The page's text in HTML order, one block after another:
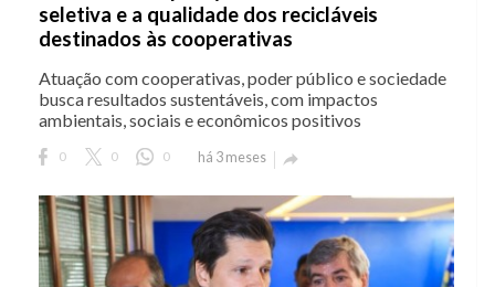
seletiva e a qualidade dos recicláveis
destinados às cooperativas
Atuação com cooperativas, poder público e sociedade
busca resultados sustentáveis, com impactos
ambientais, sociais e econômicos positivos
0 0 0 há 3 meses 